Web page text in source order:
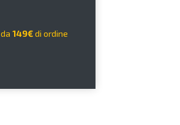
da 149€di ordine